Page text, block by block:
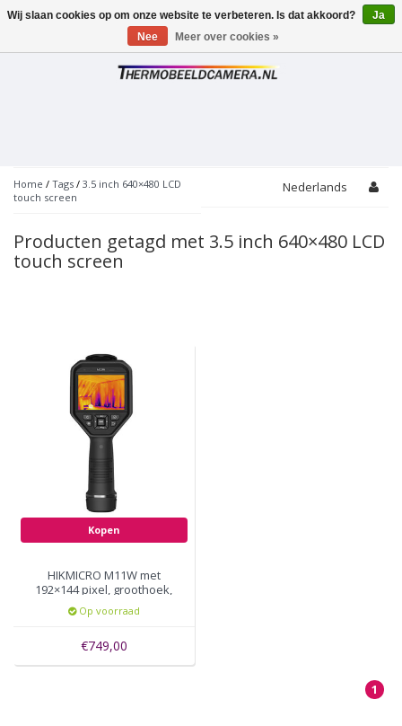
Toggle
Home / Tags / 3.5 inch 640×480 LCD
touch screen
Nederlands
Producten getagd met 3.5 inch 640×480 LCD
touch screen
Kopen
HIKMICRO M11W met
192×144 pixel, groothoek,
focus vrij, 25Hz, 3,5 inch
LCD-touchscreen met
Op voorraad
€749,00
1
Wij slaan cookies op om onze website te verbeteren. Is dat akkoord?
Ja
Nee
Meer over cookies »